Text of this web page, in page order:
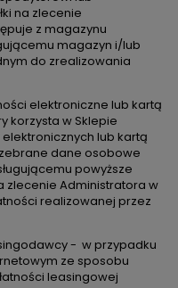
na zlecenie
z magazynu
magazyn i/lub
do zrealizowania
elektroniczne lub kartą
korzysta w Sklepie
lub kartą
dane osobowe
powyższe
zlecenie Administratora w
realizowanej przez
- w przypadku
ze sposobu
leasingowej